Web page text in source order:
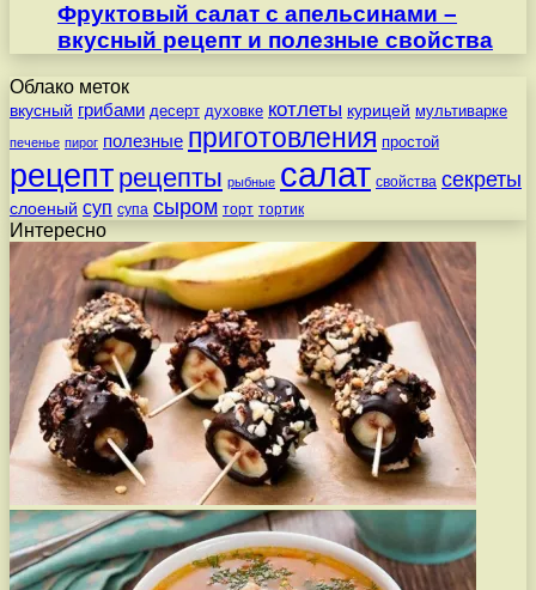
Фруктовый салат с апельсинами –
вкусный рецепт и полезные свойства
Облако меток
вкусный грибами десерт духовке котлеты курицей мультиварке
печенье пирог полезные приготовления простой
рецепт рецепты рыбные салат свойства секреты
слоеный суп супа сыром торт тортик
Интересно